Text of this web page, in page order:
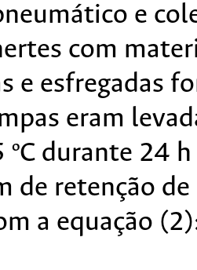
e
com
e esfregadas
eram
ºC durante 24
de retenção
a equação